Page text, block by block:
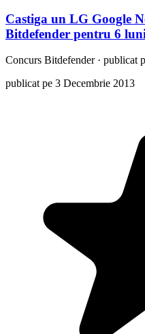
Castiga un LG Google
Bitdefender pentru 6
Concurs Bitdefender· publicat
publicat pe 3 Decembrie 2013